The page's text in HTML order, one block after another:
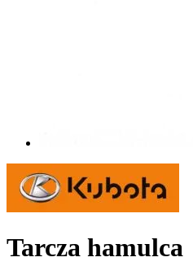
Tarcza hamulca